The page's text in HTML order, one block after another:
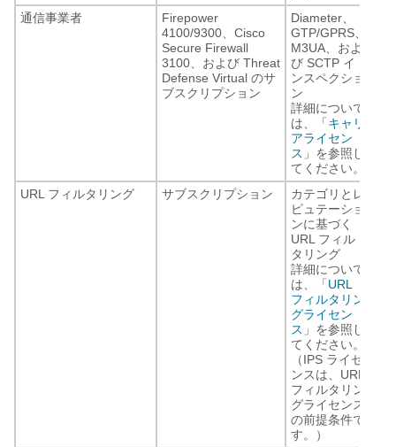
通信事業者
Firepower
4100/9300、Cisco
Secure Firewall
3100、および Threat
Defense Virtual のサ
ブスクリプション
Diameter、
GTP/GPRS、
M3UA、およ
び SCTP イ
ンスペクショ
ン
詳細について
は、「 キャリ
アライセン
ス 」を参照し
てください。
URL フィルタリング
サブスクリプション
カテゴリとレ
ピュテーショ
ンに基づく
URL フィル
タリング
詳細について
は、「 URL
フィルタリン
グライセン
ス 」を参照し
てください。
（IPS ライセ
ンスは、URL
フィルタリン
グライセンス
の前提条件で
す。）